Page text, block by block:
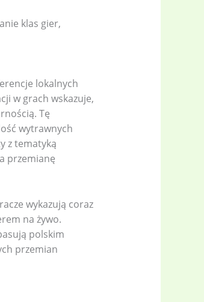
klas gier,
lokalnych
w grach wskazuje,
Tę
wytrawnych
z tematyką
przemianę
wykazują coraz
na żywo.
polskim
przemian